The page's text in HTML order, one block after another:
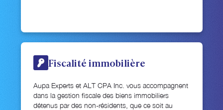
Fiscalité immobilière
Aupa Experts et ALT CPA Inc. vous accompagnent
dans la gestion fiscale des biens immobiliers
détenus par des non-résidents, que ce soit au